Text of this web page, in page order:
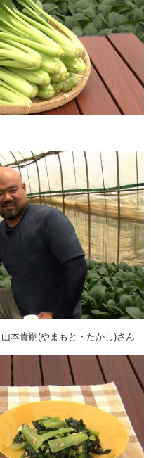
本貴嗣(やまもと・たかし)さん